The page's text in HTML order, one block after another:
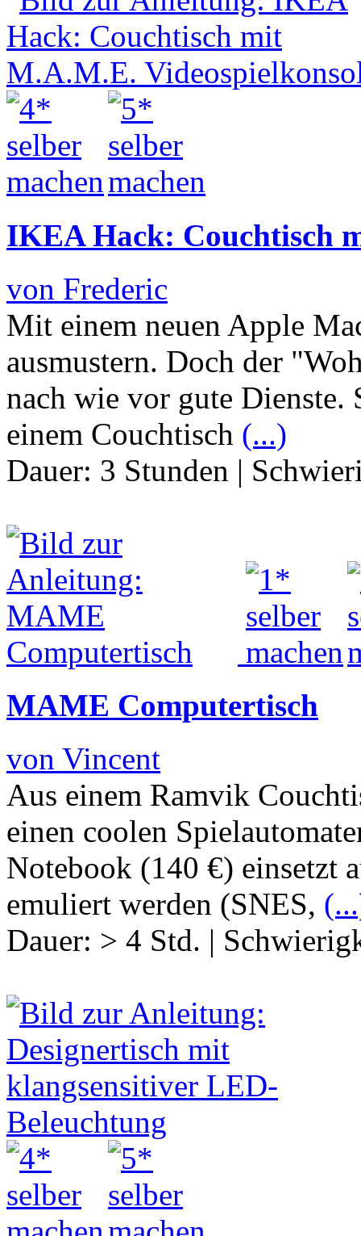
IKEA Hack: Couchtisch
von Frederic
Mit einem neuen Apple
ausmustern. Doch der
nach wie vor gute Dienste.
einem Couchtisch (...)
Dauer: 3 Stunden |
MAME Computertisch
von Vincent
Aus einem Ramvik
einen coolen
Notebook (140 €) einsetzt
emuliert werden (SNES,
Dauer: > 4 Std. |